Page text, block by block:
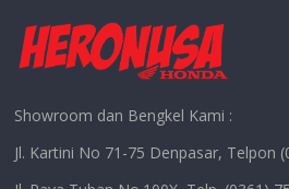
Showroom dan Bengkel Kami :
Jl. Kartini No 71-75 Denpasar, Telpon